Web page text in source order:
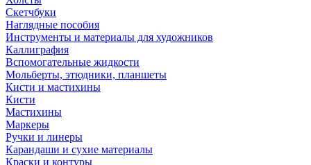
Скетчбуки
Наглядные пособия
Инструменты и материалы для художников
Каллиграфия
Вспомогательные жидкости
Мольберты, этюдники, планшеты
Кисти и мастихины
Кисти
Мастихины
Маркеры
Ручки и линеры
Карандаши и сухие материалы
Краски и контуры